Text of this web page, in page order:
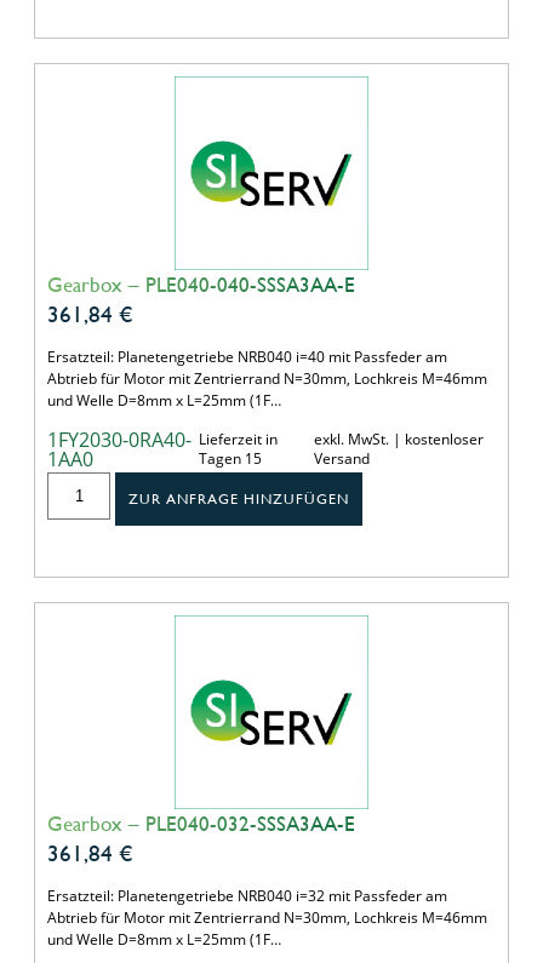
Gearbox – PLE040-040-SSSA3AA-E
361,84 €
Ersatzteil: Planetengetriebe NRB040 i=40 mit Passfeder am
Abtrieb für Motor mit Zentrierrand N=30mm, Lochkreis M=46mm
und Welle D=8mm x L=25mm (1F…
1FY2030-0RA40-
1AA0
Lieferzeit in
Tagen 15
exkl. MwSt. | kostenloser
Versand
ZUR ANFRAGE HINZUFÜGEN
Gearbox – PLE040-032-SSSA3AA-E
361,84 €
Ersatzteil: Planetengetriebe NRB040 i=32 mit Passfeder am
Abtrieb für Motor mit Zentrierrand N=30mm, Lochkreis M=46mm
und Welle D=8mm x L=25mm (1F…